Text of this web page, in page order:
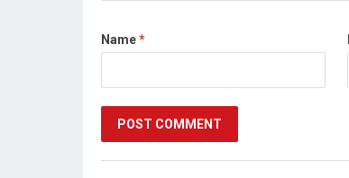
Name*